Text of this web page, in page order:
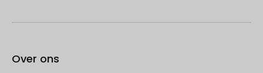
Over ons